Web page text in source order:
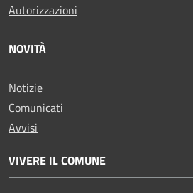
Autorizzazioni
NOVITÀ
Notizie
Comunicati
Avvisi
VIVERE IL COMUNE